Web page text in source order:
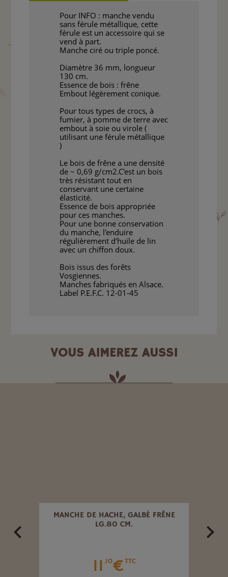
Pour INFO : manche vendu
sans férule métallique, cette
férule est un accessoire qui se
vend à part.
Manche ciré ou triple poncé.
Diamètre 36 mm, longueur
130 cm.
Essence de bois : frêne
Embout légèrement conique.
Pour tous types de crocs, à
fumier, à pomme de terre avec
embout à soie ou virole (
utilisant une férule métallique
)
Le bois de frêne a une densité
de ~ 0,69 g/cm2.C'est un bois
très résistant tout en
conservant une certaine
élasticité.
Essence de bois appropriée
pour ces manches.
Pour une bonne conservation
du manche, l'enduire
régulièrement d'huile de lin
avec un chiffon doux.
Bois issus des forêts
Vosgiennes.
Manches fabriqués en Alsace.
Label P.E.F.C. 12-01-45
VOUS AIMEREZ AUSSI
MANCHE DE HACHE, GALBÉ FRÊNE
LG.80 CM.
11 .10€TTC